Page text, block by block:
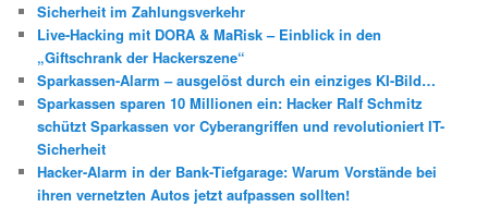
n
Sicherheit im Zahlungsverkehr
Live-Hacking mit DORA & MaRisk – Einblick in den
„Giftschrank der Hackerszene“
Sparkassen-Alarm – ausgelöst durch ein einziges KI-Bild…
Sparkassen sparen 10 Millionen ein: Hacker Ralf Schmitz
schützt Sparkassen vor Cyberangriffen und revolutioniert IT-
Sicherheit
Hacker-Alarm in der Bank-Tiefgarage: Warum Vorstände bei
ihren vernetzten Autos jetzt aufpassen sollten!